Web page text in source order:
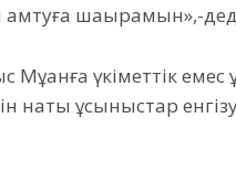
шақырамын»,-
үкіметтік
нақты ұсыныстар